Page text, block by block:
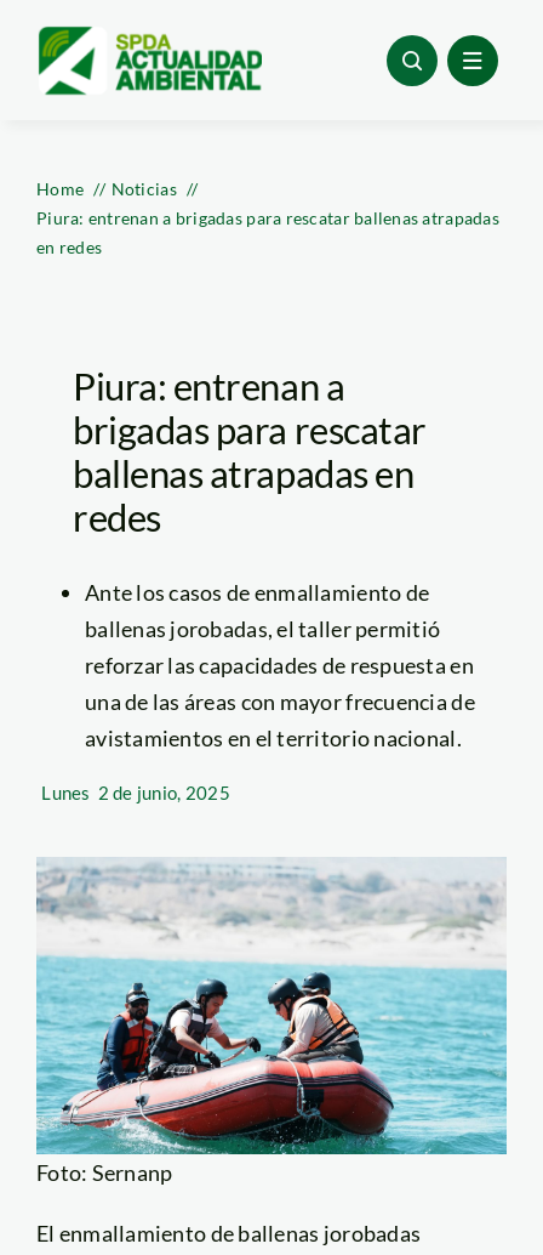
content
Home
Noticias
Piura: entrenan a brigadas para rescatar ballenas atrapadas
en redes
Piura: entrenan a
brigadas para rescatar
ballenas atrapadas en
redes
Ante los casos de enmallamiento de
ballenas jorobadas, el taller permitió
reforzar las capacidades de respuesta en
una de las áreas con mayor frecuencia de
avistamientos en el territorio nacional.
Lunes 2 de junio, 2025
Foto: Sernanp
El enmallamiento de ballenas jorobadas